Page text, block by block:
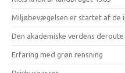
Miljøbevægelsen er startet af de
Den akademiske verdens deroute
Erfaring med grøn rensning